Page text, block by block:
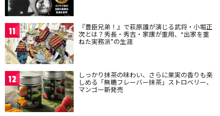
11 『豊臣兄弟！』で萩原護が演じる武将・小堀正
次とは？秀長・秀吉・家康が重用、“出家を重
ねた実務派”の生涯
12 しっかり抹茶の味わい、さらに果実の香りも楽
しめる「無糖フレーバー抹茶」ストロベリー、
マンゴー新発売